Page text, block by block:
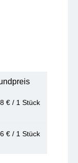
€ / 1 Stück
€ / 1 Stück